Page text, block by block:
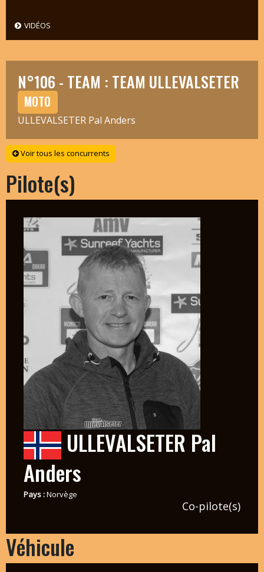
VIDÉOS
N°106 - TEAM : TEAM ULLEVALSETER
MOTO
ULLEVALSETER Pal Anders
Voir tous les concurrents
Pilote(s)
ULLEVALSETER Pal
Anders
Pays :Norvège
Co-pilote(s)
Véhicule